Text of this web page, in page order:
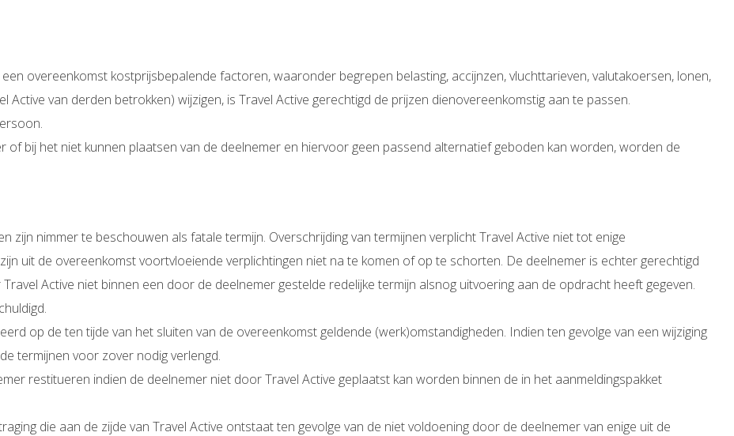
overeenkomst kostprijsbepalende factoren, waaronder begrepen belasting, accijnzen, vluchttarieven, valutakoersen, lonen,
van derden betrokken) wijzigen, is Travel Active gerechtigd de prijzen dienovereenkomstig aan te passen.
of bij het niet kunnen plaatsen van de deelnemer en hiervoor geen passend alternatief geboden kan worden, worden de
zijn nimmer te beschouwen als fatale termijn. Overschrijding van termijnen verplicht Travel Active niet tot enige
uit de overeenkomst voortvloeiende verplichtingen niet na te komen of op te schorten. De deelnemer is echter gerechtigd
Active niet binnen een door de deelnemer gestelde redelijke termijn alsnog uitvoering aan de opdracht heeft gegeven.
op de ten tijde van het sluiten van de overeenkomst geldende (werk)omstandigheden. Indien ten gevolge van een wijziging
termijnen voor zover nodig verlengd.
restitueren indien de deelnemer niet door Travel Active geplaatst kan worden binnen de in het aanmeldingspakket
die aan de zijde van Travel Active ontstaat ten gevolge van de niet voldoening door de deelnemer van enige uit de